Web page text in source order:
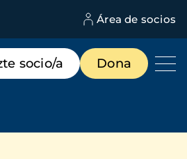
Área de socios
socio/a Dona